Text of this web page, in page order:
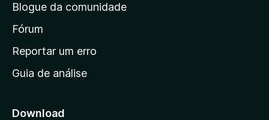
a
i
n
c
a
Blogue da comunidade
Fórum
Reportar um erro
Guia de análise
Download